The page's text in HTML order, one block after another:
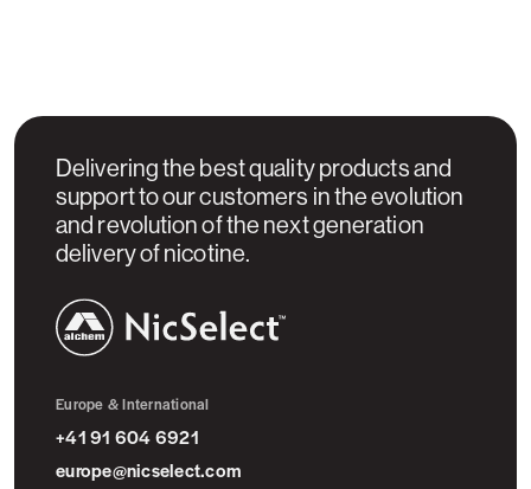
Delivering the best quality products and
support to our customers in the evolution
and revolution of the next generation
delivery of nicotine.
Europe & International
+41 91 604 6921
europe@nicselect.com